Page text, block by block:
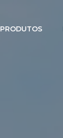
PRODUTOS